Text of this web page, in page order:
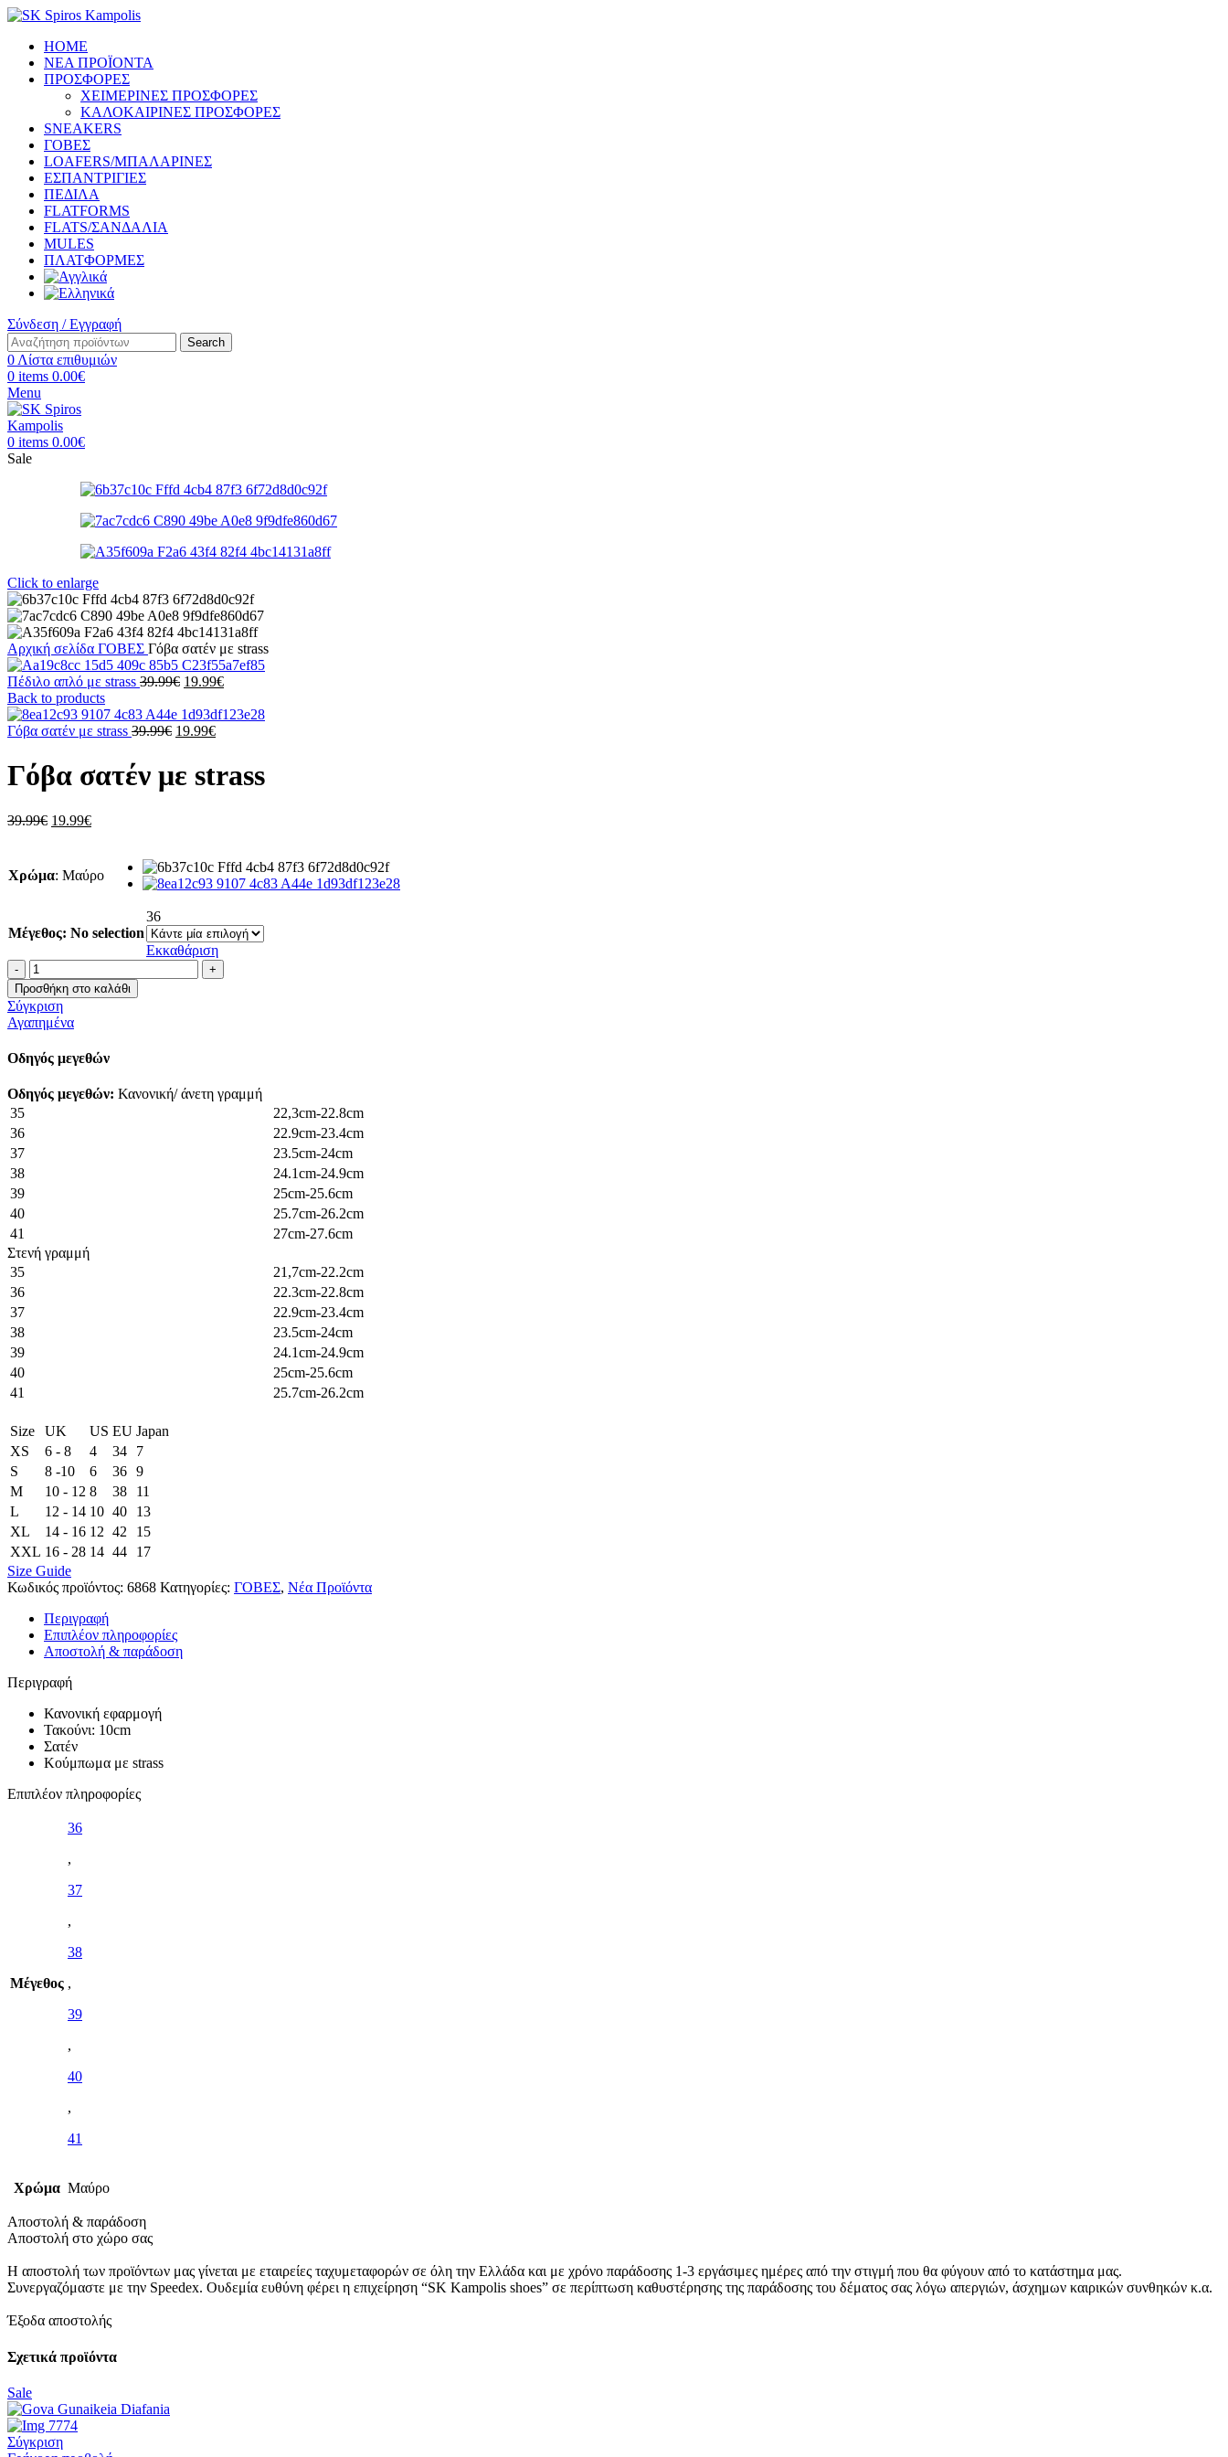
HOME
ΝΕΑ ΠΡΟΪΟΝΤΑ
ΠΡΟΣΦΟΡΕΣ
ΧΕΙΜΕΡΙΝΕΣ ΠΡΟΣΦΟΡΕΣ
ΚΑΛΟΚΑΙΡΙΝΕΣ ΠΡΟΣΦΟΡΕΣ
SNEAKERS
ΓΟΒΕΣ
LOAFERS/ΜΠΑΛΑΡΙΝΕΣ
ΕΣΠΑΝΤΡΙΓΙΕΣ
ΠΕΔΙΛΑ
FLATFORMS
FLATS/ΣΑΝΔΑΛΙΑ
MULES
ΠΛΑΤΦΟΡΜΕΣ
Σύνδεση / Εγγραφή
Search
0 Λίστα επιθυμιών
0 items 0.00€
Menu
0 items 0.00€
Sale
Click to enlarge
Αρχική σελίδα ΓΟΒΕΣ Γόβα σατέν με strass
Πέδιλο απλό με strass 39.99€ Original
was:
39.99€.
19.99€Η
τιμή
Back to products
Γόβα σατέν με strass 39.99€ Original
39.99€.
19.99€Η
είναι:
Γόβα σατέν με strass
39.99€ Original
39.99€.
19.99€Η
19.99€.
Χρώμα: Μαύρο
Μέγεθος: No selection
36
Εκκαθάριση
Γόβα
σατέν
με
strass
ποσότητα
Προσθήκη στο καλάθι
Σύγκριση
Αγαπημένα
Οδηγός μεγεθών
Οδηγός μεγεθών: Κανονική/ άνετη γραμμή
35
22,3cm-22.8cm
36
22.9cm-23.4cm
37
23.5cm-24cm
38
24.1cm-24.9cm
39
25cm-25.6cm
40
25.7cm-26.2cm
41
27cm-27.6cm
Στενή γραμμή
35
21,7cm-22.2cm
36
22.3cm-22.8cm
37
22.9cm-23.4cm
38
23.5cm-24cm
39
24.1cm-24.9cm
40
25cm-25.6cm
41
25.7cm-26.2cm
Size UK US EU Japan
XS
6 - 8 4 34
7
S
8 -10 6 36 9
M
10 - 12 8 38
11
L
12 - 14 10 40
13
XL
14 - 16 12 42
15
XXL 16 - 28 14 44
17
Size Guide
Κωδικός προϊόντος: 6868 Κατηγορίες: ΓΟΒΕΣ, Νέα Προϊόντα
Περιγραφή
Επιπλέον πληροφορίες
Αποστολή & παράδοση
Περιγραφή
Κανονική εφαρμογή
Τακούνι: 10cm
Σατέν
Κούμπωμα με strass
Επιπλέον πληροφορίες
Μέγεθος
36
,
37
,
38
,
39
,
40
,
41
Χρώμα Μαύρο
Αποστολή & παράδοση
Αποστολή στο χώρο σας
Η αποστολή των προϊόντων μας γίνεται με εταιρείες ταχυμεταφορών σε όλη την Ελλάδα και με χρόνο παράδοσης 1-3 εργάσιμες ημέρες από την στιγμή που θα φύγουν από το κατάστημα μας.
Συνεργαζόμαστε με την Speedex. Oυδεμία ευθύνη φέρει η επιχείρηση “SK Kampolis shoes” σε περίπτωση καθυστέρησης της παράδοσης του δέματος σας λόγω απεργιών, άσχημων καιρικών συνθηκών κ.α.
Έξοδα αποστολής
Σχετικά προϊόντα
Sale
Σύγκριση